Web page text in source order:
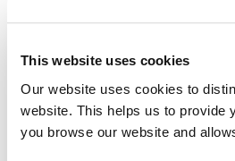
This website uses cookies
Our website uses cookies to
website. This helps us to provide
you browse our website and
ervan.